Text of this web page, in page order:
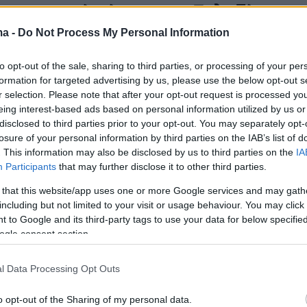
- Do Not Process My Personal Information
opt-out of the sale, sharing to third parties, or processing of your
for targeted advertising by us, please use the below opt-out
selection. Please note that after your opt-out request is processed
interest-based ads based on personal information utilized by us
to third parties prior to your opt-out. You may separately
of your personal information by third parties on the IAB’s list of
This information may also be disclosed by us to third parties on the
Participants that may further disclose it to other third parties.
that this website/app uses one or more Google services and may
but not limited to your visit or usage behaviour. You may
to Google and its third-party tags to use your data for below
consent section.
Data Processing Opt Outs
opt-out of the Sharing of my personal data.
αστρικό κύμα στον Γαλαξία
σε τεράστιο μέρος του γαλαξιακού δίσκου
φωτός από το κέντρο του Γαλαξία
γιγάντιος πλανήτης που
γύρω από ένα
άστρο - Οι αστροφυσικοί
να εξηγήσουν πώς
το οποίο έχει έναν τέτοιο κολοσσό σε τροχιά γύρω
2